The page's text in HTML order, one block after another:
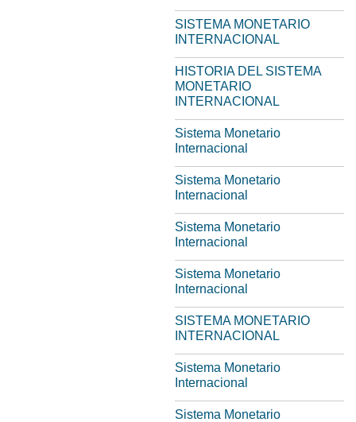
SISTEMA MONETARIO
INTERNACIONAL
HISTORIA DEL SISTEMA
MONETARIO
INTERNACIONAL
Sistema Monetario
Internacional
Sistema Monetario
Internacional
Sistema Monetario
Internacional
Sistema Monetario
Internacional
SISTEMA MONETARIO
INTERNACIONAL
Sistema Monetario
Internacional
Sistema Monetario